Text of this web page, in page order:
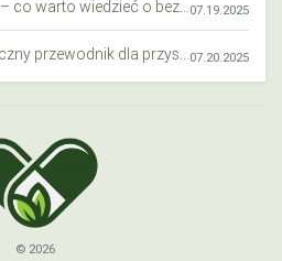
07.19.2025
07.20.2025
© 2026